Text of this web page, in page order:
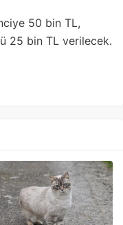
50 bin TL,
25 bin TL verilecek.